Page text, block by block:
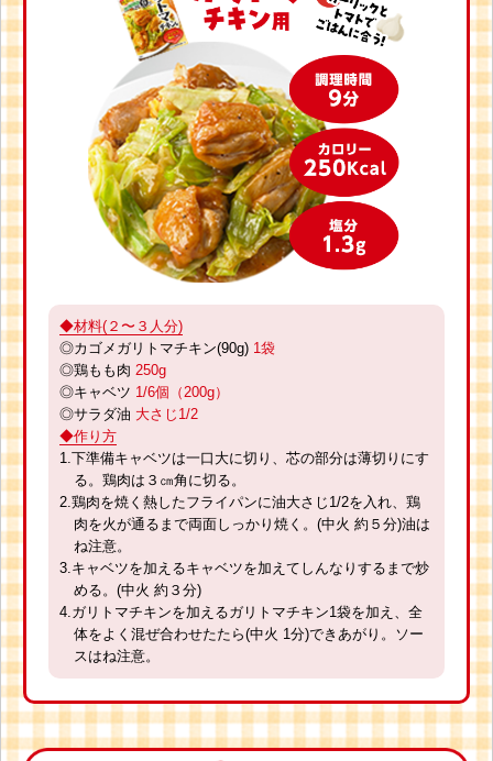
◆材料(２〜３人分)
◎カゴメガリトマチキン(90g) 1袋
◎鶏もも肉 250g
◎キャベツ 1/6個（200g）
◎サラダ油 大さじ1/2
◆作り方
1.下準備キャベツは一口大に切り、芯の部分は薄切りにす
る。鶏肉は３㎝角に切る。
2.鶏肉を焼く熱したフライパンに油大さじ1/2を入れ、鶏
肉を火が通るまで両面しっかり焼く。(中火 約５分)油は
ね注意。
3.キャベツを加えるキャベツを加えてしんなりするまで炒
める。(中火 約３分)
4.ガリトマチキンを加えるガリトマチキン1袋を加え、全
体をよく混ぜ合わせたたら(中火 1分)できあがり。ソー
スはね注意。